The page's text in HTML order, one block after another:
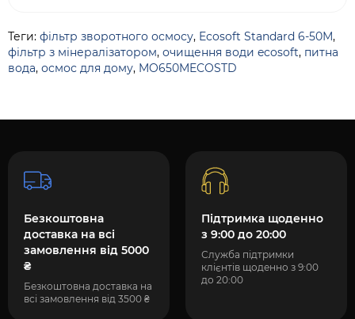
Теги: фільтр зворотного осмосу, Ecosoft Standard 6-50М,
фільтр з мінералізатором, очищення води ecosoft, питна
вода, осмос для дому, MO650MECOSTD
Безкоштовна
доставка на всі
замовлення від 5000
₴
Безкоштовна доставка на
всі замовлення від 3500 ₴
Підтримка щоденно
з 9:00 до 20:00
Служба підтримки
клієнтів щоденно з 9:00
до 20:00